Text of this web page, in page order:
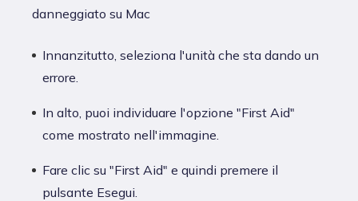
danneggiato su Mac
Innanzitutto, seleziona l'unità che sta dando un
errore.
In alto, puoi individuare l'opzione "First Aid"
come mostrato nell'immagine.
Fare clic su "First Aid" e quindi premere il
pulsante Esegui.